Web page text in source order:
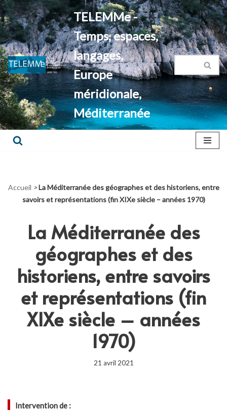
Aller
au
contenu
TELEMMe -
Temps, espaces,
langages,
Europe
méridionale,
Méditerranée
Accueil > La Méditerranée des géographes et des historiens, entre
savoirs et représentations (fin XIXe siècle – années 1970)
La Méditerranée des
géographes et des
historiens, entre savoirs
et représentations (fin
XIXe siècle – années
1970)
21 avril 2021
Intervention de :